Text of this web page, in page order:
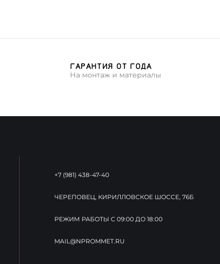
ГАРАНТИЯ ОТ ГОДА
На монтаж и материалы
+7 (981) 438-47-40
ЧЕРЕПОВЕЦ, КИРИЛЛОВСКОЕ ШОССЕ, 76Б
РЕЖИМ РАБОТЫ С 09:00 ДО 18:00
MAIL@NPROMMET.RU